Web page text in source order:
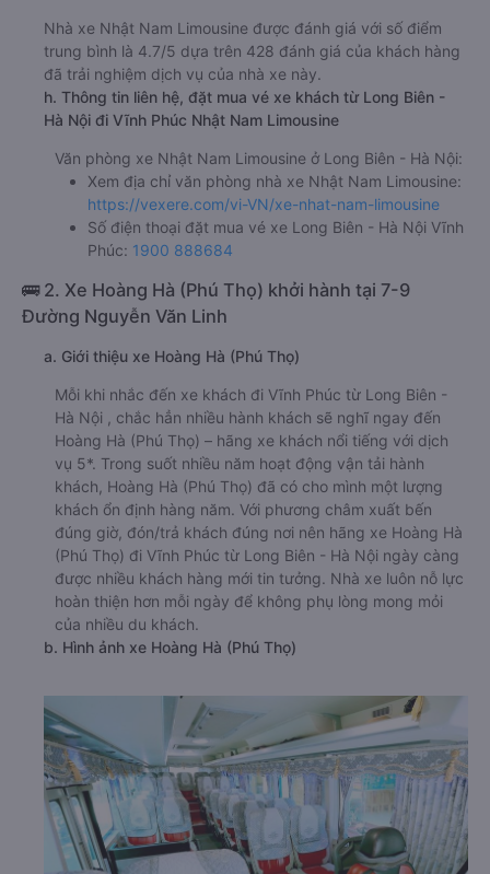
Nhà xe Nhật Nam Limousine được đánh giá với số điểm
trung bình là 4.7/5 dựa trên 428 đánh giá của khách hàng
đã trải nghiệm dịch vụ của nhà xe này.
h. Thông tin liên hệ, đặt mua vé xe khách từ Long Biên -
Hà Nội đi Vĩnh Phúc Nhật Nam Limousine
Văn phòng xe Nhật Nam Limousine ở Long Biên - Hà Nội:
Xem địa chỉ văn phòng nhà xe Nhật Nam Limousine:
https://vexere.com/vi-VN/xe-nhat-nam-limousine
Số điện thoại đặt mua vé xe Long Biên - Hà Nội Vĩnh
Phúc: 1900 888684
🚌 2. Xe Hoàng Hà (Phú Thọ) khởi hành tại 7-9
Đường Nguyễn Văn Linh
a. Giới thiệu xe Hoàng Hà (Phú Thọ)
Mỗi khi nhắc đến xe khách đi Vĩnh Phúc từ Long Biên -
Hà Nội , chắc hẳn nhiều hành khách sẽ nghĩ ngay đến
Hoàng Hà (Phú Thọ) – hãng xe khách nổi tiếng với dịch
vụ 5*. Trong suốt nhiều năm hoạt động vận tải hành
khách, Hoàng Hà (Phú Thọ) đã có cho mình một lượng
khách ổn định hàng năm. Với phương châm xuất bến
đúng giờ, đón/trả khách đúng nơi nên hãng xe Hoàng Hà
(Phú Thọ) đi Vĩnh Phúc từ Long Biên - Hà Nội ngày càng
được nhiều khách hàng mới tin tưởng. Nhà xe luôn nỗ lực
hoàn thiện hơn mỗi ngày để không phụ lòng mong mỏi
của nhiều du khách.
b. Hình ảnh xe Hoàng Hà (Phú Thọ)